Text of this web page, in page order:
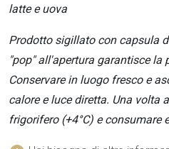
latte e uova
Prodotto sigillato con capsula
"pop" all'apertura garantisce la
Conservare in luogo fresco e
calore e luce diretta. Una volta
frigorifero (+4°C) e consumare